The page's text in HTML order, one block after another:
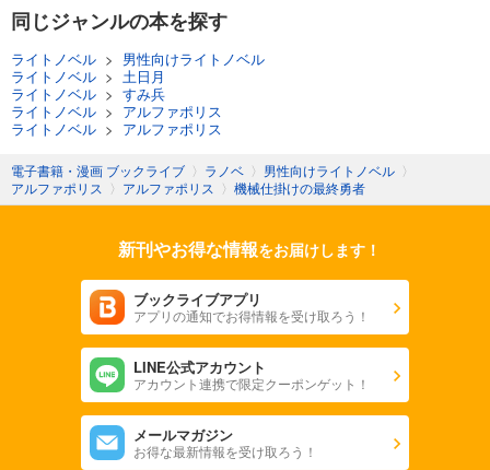
同じジャンルの本を探す
ライトノベル > 男性向けライトノベル
ライトノベル > 土日月
ライトノベル > すみ兵
ライトノベル > アルファポリス
ライトノベル > アルファポリス
電子書籍・漫画 ブックライブ 〉 ラノベ 〉 男性向けライトノベル 〉
アルファポリス 〉 アルファポリス 〉 機械仕掛けの最終勇者
新刊やお得な情報をお届けします！
ブックライブアプリ
アプリの通知でお得情報を受け取ろう！
LINE公式アカウント
アカウント連携で限定クーポンゲット！
メールマガジン
お得な最新情報を受け取ろう！